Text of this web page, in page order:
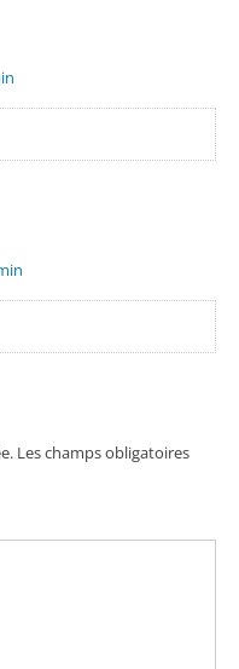
Les champs obligatoires